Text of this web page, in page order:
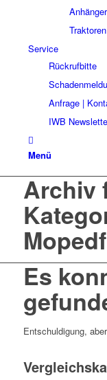
Service
Rückrufbitte
Anfrage |
IWB
Menü
Archiv
Es
Entschuldigung,